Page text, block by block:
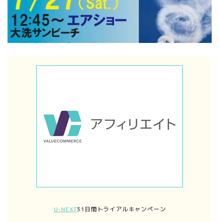
U-NEXT31日間トライアルキャンペーン